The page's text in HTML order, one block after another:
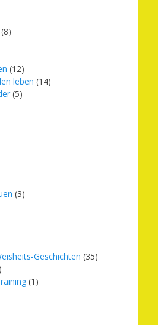
(8)
(12)
leben (14)
(5)
(3)
Geschichten (35)
(1)